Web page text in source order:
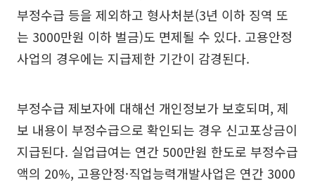
부정수급 등을 제외하고 형사처분(3년 이하 징역 또
는 3000만원 이하 벌금)도 면제될 수 있다. 고용안정
사업의 경우에는 지급제한 기간이 감경된다.
부정수급 제보자에 대해선 개인정보가 보호되며, 제
보 내용이 부정수급으로 확인되는 경우 신고포상금이
지급된다. 실업급여는 연간 500만원 한도로 부정수급
액의 20%, 고용안정·직업능력개발사업은 연간 3000